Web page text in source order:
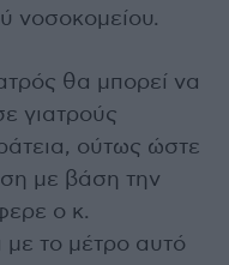
νοσοκομείου.
θα μπορεί να
γιατρούς
ούτως ώστε
με βάση την
ο κ.
με το μέτρο αυτό